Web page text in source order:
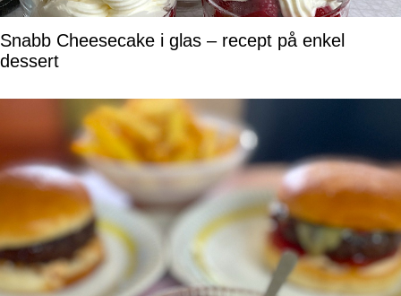
Snabb Cheesecake i glas – recept på enkel
dessert